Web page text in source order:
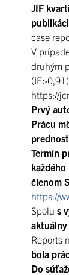
JIF
case
V
druhým
https://
Prvý
Prácu
Termín
členom
https://
Spolu s
aktuálny
Reports
bola
Do